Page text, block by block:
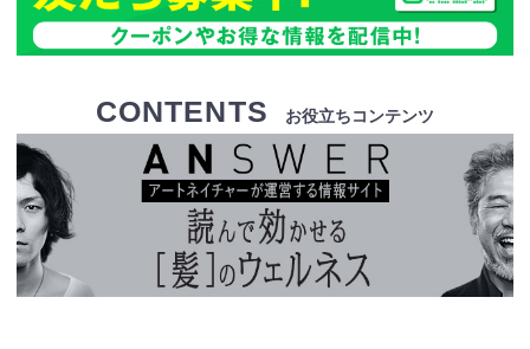
CONTENTS お役立ちコンテンツ